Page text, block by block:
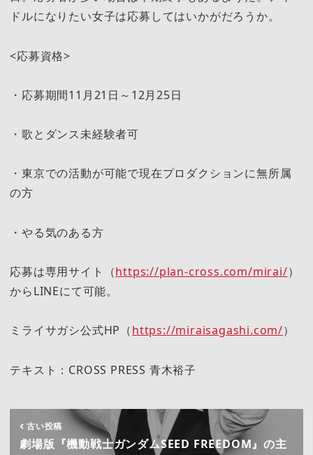
ドルになりたい女子は応募してはいかがだろうか。
<応募資格>
・応募期間11月21日～12月25日
・歌とダンス未経験者可
・東京での活動が可能で現在プロダクションに無所属
の方
・やる気のある方
応募は専用サイト（https://plan-cross.com/mirai/）
からLINEにて可能。
ミライサガシ公式HP（https://miraisagashi.com/）
テキスト：CROSS PRESS 青木裕子
古い投稿
劇場版『機動戦士ガンダムSEED FREEDOM』の主